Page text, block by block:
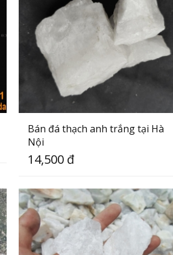
Bán đá thạch anh trắng tại Hà
Nội
14,500 đ